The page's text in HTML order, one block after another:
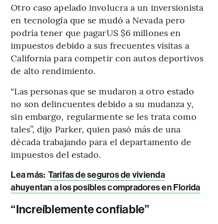
Otro caso apelado involucra a un inversionista
en tecnología que se mudó a Nevada pero
podría tener que pagarUS $6 millones en
impuestos debido a sus frecuentes visitas a
California para competir con autos deportivos
de alto rendimiento.
“Las personas que se mudaron a otro estado
no son delincuentes debido a su mudanza y,
sin embargo, regularmente se les trata como
tales”, dijo Parker, quien pasó más de una
década trabajando para el departamento de
impuestos del estado.
Lea más: Tarifas de seguros de vivienda
ahuyentan a los posibles compradores en Florida
“Increíblemente confiable”